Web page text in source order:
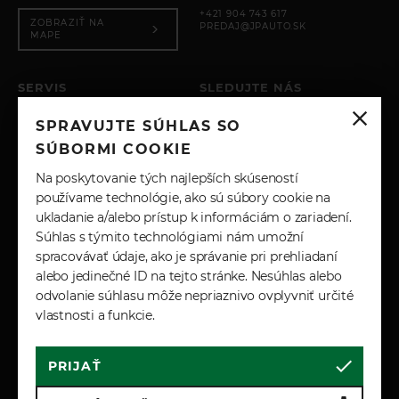
SPRAVUJTE SÚHLAS SO
SÚBORMI COOKIE
Na poskytovanie tých najlepších skúseností
používame technológie, ako sú súbory cookie na
ukladanie a/alebo prístup k informáciám o zariadení.
Súhlas s týmito technológiami nám umožní
spracovávať údaje, ako je správanie pri prehliadaní
alebo jedinečné ID na tejto stránke. Nesúhlas alebo
odvolanie súhlasu môže nepriaznivo ovplyvniť určité
vlastnosti a funkcie.
PRIJAŤ
Otvorený diferenciál s vektorovým smerovaním
krútiaceho momentu pomocou bŕzd
Svetlomety a osvetlenie
Svetelný senzor
Ostrekovače svetlometov
Automatické nastavovanie výšky svietenia
LED zadné svetlá
Animované rozsvecovanie zadných smeroviek
Animované rozsvecovanie zadných smeroviek
Pádla
Matné chrómované pádielka pod volantom na
manuálne radenie
Asistent stabilizácie prívesu (TSA)
ZOBRAZIŤ NA
MAPE
+421 904 743 617
PREDAJ@JPAUTO.SK
SERVIS
PO – PIA: 8:00 - 17:00
SOBOTA: ZATVORENÉ
NEDEĽA: ZATVORENÉ
+421 904 743 617
SERVIS@JPAUTO.SK
SLEDUJTE NÁS
FACEBOOK
LINKEDIN
YOUTUBE